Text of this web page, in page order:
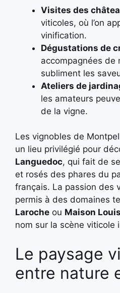
Visites des
viticoles, où l’on
vinification.
Dégustations de
accompagnées de
subliment les
Ateliers de
les amateurs
de la vigne.
Les vignobles de
un lieu privilégié pour
Languedoc, qui fait de
et rosés des phares du
français. La passion des
permis à des domaines
Laroche ou Maison
nom sur la scène viticole
Le paysage
entre nature